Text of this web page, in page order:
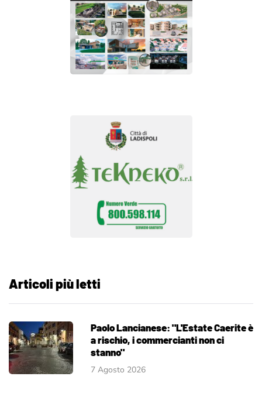
Articoli più letti
Paolo Lancianese: "L'Estate Caerite è
a rischio, i commercianti non ci
stanno"
7 Agosto 2026